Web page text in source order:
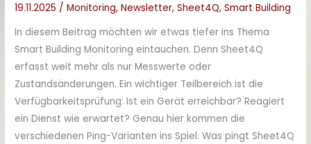
19.11.2025 /Monitoring,Newsletter,Sheet4Q,Smart Building
In diesem Beitrag möchten wir etwas tiefer ins Thema
Smart Building Monitoring eintauchen. Denn Sheet4Q
erfasst weit mehr als nur Messwerte oder
Zustandsänderungen. Ein wichtiger Teilbereich ist die
Verfügbarkeitsprüfung: Ist ein Gerät erreichbar? Reagiert
ein Dienst wie erwartet? Genau hier kommen die
verschiedenen Ping-Varianten ins Spiel. Was pingt Sheet4Q